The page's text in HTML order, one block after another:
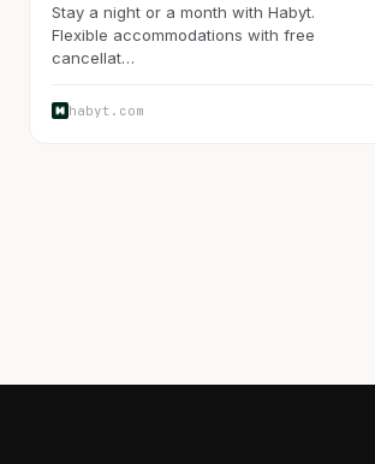
Stay a night or a month with Habyt.
Flexible accommodations with free
cancellat…
habyt.com